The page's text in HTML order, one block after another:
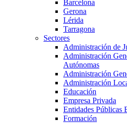
Barcelona
Gerona
Lérida
Tarragona
Sectores
Administración de
Administración
Autónomas
Administración
Administración
Educación
Empresa Privada
Entidades Públicas
Formación